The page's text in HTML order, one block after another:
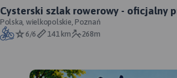
Cysterski szlak rowerowy - oficjalny
Polska, wielkopolskie, Poznań
6/6
141 km 268m